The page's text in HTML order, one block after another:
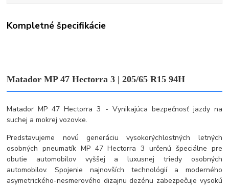
Kompletné špecifikácie
Matador MP 47 Hectorra 3 | 205/65 R15 94H
Matador MP 47 Hectorra 3 - Vynikajúca bezpečnosť jazdy na
suchej a mokrej vozovke.
Predstavujeme novú generáciu vysokorýchlostných letných
osobných pneumatík MP 47 Hectorra 3 určenú špeciálne pre
obutie automobilov vyššej a luxusnej triedy osobných
automobilov. Spojenie najnovších technológií a moderného
asymetrického-nesmerového dizajnu dezénu zabezpečuje vysokú